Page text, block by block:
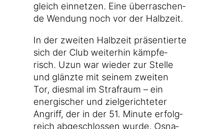
gleich ein­net­zen. Eine über­ra­schen­
de Wen­dung noch vor der Halbzeit.
In der zwei­ten Halb­zeit prä­sen­tier­te
sich der Club wei­ter­hin kämp­fe­
risch. Uzun war wie­der zur Stel­le
und glänz­te mit sei­nem zwei­ten
Tor, dies­mal im Straf­raum – ein
ener­gi­scher und ziel­ge­rich­te­ter
Angriff, der in der 51. Minu­te erfolg­
reich abge­schlos­sen wur­de. Osna­